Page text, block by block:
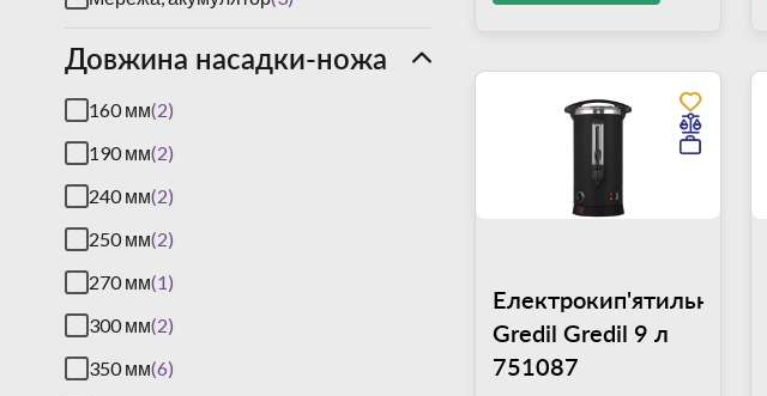
Krupps(10)
La Monferrina
Lainox(39)
Lavezzini(16)
Monolith(14)
Piron(9)
Pizza Group
Retigo(37)
Довжина насадки-ножа
160 мм(2)
190 мм(2)
240 мм(2)
250 мм(2)
270 мм(1)
300 мм(2)
350 мм(6)
Електрокип'ятильник
Gredil Gredil 9 л
751087